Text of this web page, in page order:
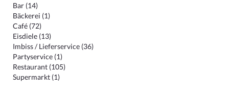
Bar (14)
Bäckerei (1)
Café (72)
Eisdiele (13)
Imbiss / Lieferservice (36)
Partyservice (1)
Restaurant (105)
Supermarkt (1)